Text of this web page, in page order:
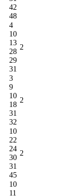
42
48
4
10
13
28
29
31
2
3
9
10
18
31
32
2
10
22
24
30
31
45
2
10
11